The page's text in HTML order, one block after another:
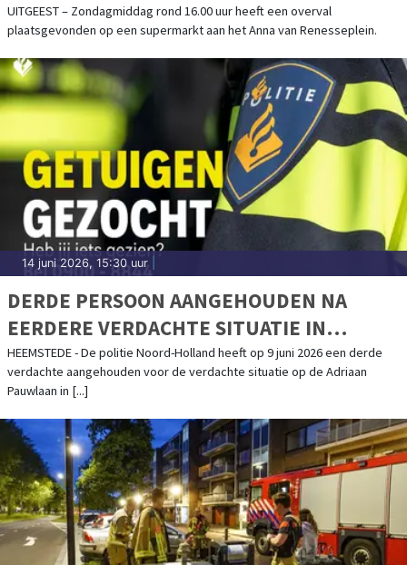
UITGEEST – Zondagmiddag rond 16.00 uur heeft een overval
plaatsgevonden op een supermarkt aan het Anna van Renesseplein.
14 juni 2026, 15:30 uur
DERDE PERSOON AANGEHOUDEN NA
EERDERE VERDACHTE SITUATIE IN
HEEMSTEDE
HEEMSTEDE - De politie Noord-Holland heeft op 9 juni 2026 een derde
verdachte aangehouden voor de verdachte situatie op de Adriaan
Pauwlaan in [...]